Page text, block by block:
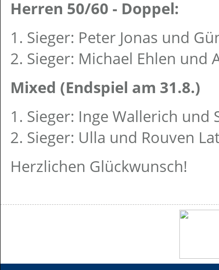
Herren 50/60 - Doppel:
1. Sieger: Peter Jonas und
2. Sieger: Michael Ehlen und
Mixed (Endspiel am 31.8.)
1. Sieger: Inge Wallerich und
2. Sieger: Ulla und Rouven
Herzlichen Glückwunsch!